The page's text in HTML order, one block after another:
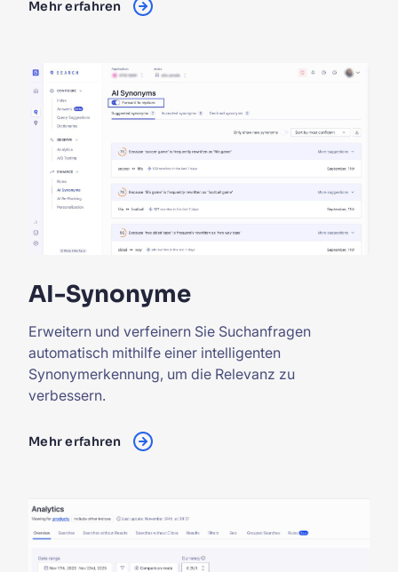
Mehr erfahren
AI-Synonyme
Erweitern und verfeinern Sie Suchanfragen
automatisch mithilfe einer intelligenten
Synonymerkennung, um die Relevanz zu
verbessern.
Mehr erfahren